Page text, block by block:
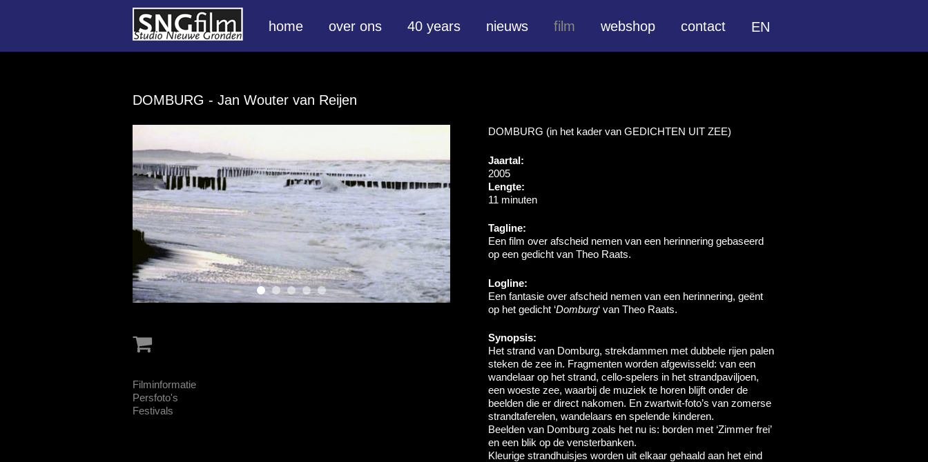
home over ons 40 years nieuws film webshop contact EN
DOMBURG - Jan Wouter van Reijen
Filminformatie
Persfoto's
Festivals
DOMBURG (in het kader van GEDICHTEN UIT ZEE)
Jaartal:
2005
Lengte:
11 minuten
Tagline:
Een film over afscheid nemen van een herinnering gebaseerd
op een gedicht van Theo Raats.
Logline:
Een fantasie over afscheid nemen van een herinnering, geënt
op het gedicht ‘Domburg‘ van Theo Raats.
Synopsis:
Het strand van Domburg, strekdammen met dubbele rijen palen
steken de zee in. Fragmenten worden afgewisseld: van een
wandelaar op het strand, cello-spelers in het strandpaviljoen,
een woeste zee, waarbij de muziek te horen blijft onder de
beelden die er direct nakomen. En zwartwit-foto’s van zomerse
strandtaferelen, wandelaars en spelende kinderen.
Beelden van Domburg zoals het nu is: borden met ‘Zimmer frei’
en een blik op de vensterbanken.
Kleurige strandhuisjes worden uit elkaar gehaald aan het eind